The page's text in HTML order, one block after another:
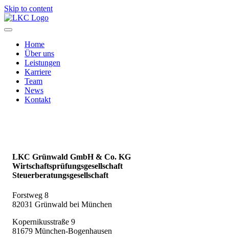
Skip to content
Home
Über uns
Leistungen
Karriere
Team
News
Kontakt
LKC Grünwald GmbH & Co. KG
Wirtschaftsprüfungsgesellschaft
Steuerberatungsgesellschaft
Forstweg 8
82031 Grünwald bei München
Kopernikusstraße 9
81679 München-Bogenhausen